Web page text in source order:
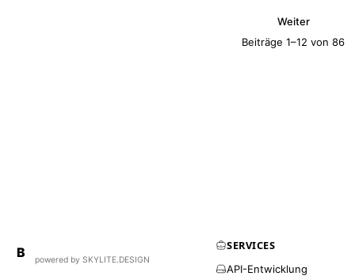
Weiter
Beiträge 1–12 von 86
B powered by SKYLITE.DESIGN
SERVICES
API-Entwicklung